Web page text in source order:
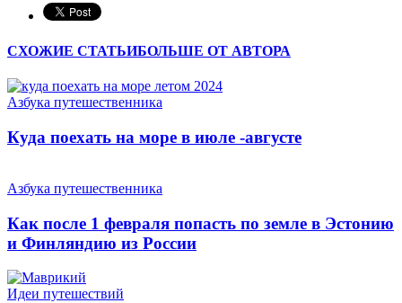
СХОЖИЕ СТАТЬИБОЛЬШЕ ОТ АВТОРА
Азбука путешественника
Куда поехать на море в июле -августе
Азбука путешественника
Как после 1 февраля попасть по земле в Эстонию
и Финляндию из России
Идеи путешествий